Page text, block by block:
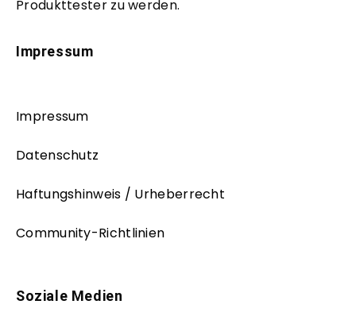
Produkttester zu werden.
Impressum
Impressum
Datenschutz
Haftungshinweis / Urheberrecht
Community-Richtlinien
Soziale Medien